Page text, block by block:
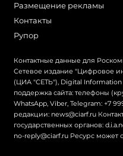
Размещение рекламы
Контакты
Рупор
Контактные данные для
Сетевое издание "Цифровое
(ЦИА "СЕТЬ"), Digital Information
поддержка сайта: телефоны
WhatsApp, Viber, Telegram: +7
редакции: news@ciarf.ru
государственных органов:
no-reply@ciarf.ru Ресурс может